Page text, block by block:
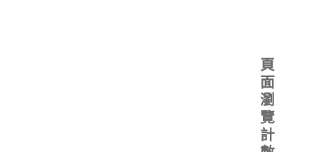
頁
面
瀏
覽
計